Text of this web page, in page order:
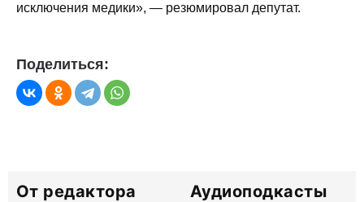
исключения медики», — резюмировал депутат.
Поделиться:
От редактора Аудиоподкасты